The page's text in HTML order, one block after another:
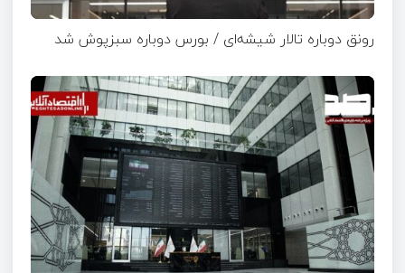
رونق دوباره تالار شیشه‌ای / بورس دوباره سبزپوش شد